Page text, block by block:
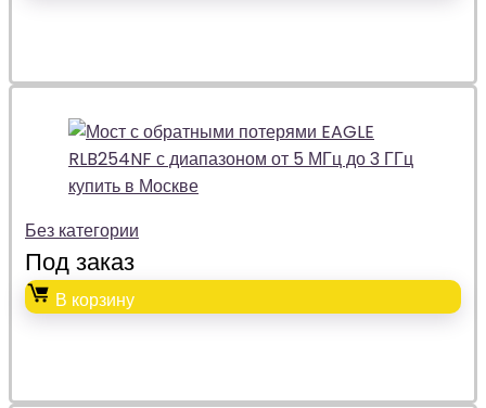
Без категории
Под заказ
В корзину